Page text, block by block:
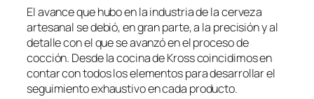
El avance que hubo en la industria de la cerveza
artesanal se debió, en gran parte, a la precisión y al
detalle con el que se avanzó en el proceso de
cocción. Desde la cocina de Kross coincidimos en
contar con todos los elementos para desarrollar el
seguimiento exhaustivo en cada producto.